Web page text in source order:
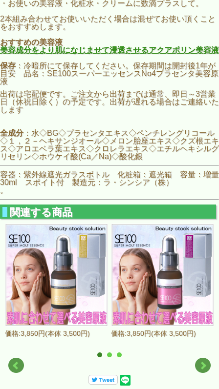
・お使いの美容液・化粧水・クリームに数滴プラスして。
2本組み合わせてお使いいただく場合は混ぜてお使い頂くこと
をおすすめします。
おすすめの美容液
美容成分をより肌になじませて浸透させるアクアポリン美容液
保存：冷暗所にて保存してください。保存期間は開封後1年が
目安 品名：SE100スーパーエッセンスNo4プラセンタ美容原
液
出荷は宅配便です。ご注文から出荷までは通常、即日～3営業
日（休祝日除く）の予定です。出荷が遅れる場合はご連絡いた
します
全成分：水◇BG◇プラセンタエキス◇ペンチレングリコール
◇１，２－ヘキサンジオール◇メロン胎座エキス◇クズ根エキ
ス◇アロエベラ葉エキス◇クロレラエキス◇エチルヘキシルグ
リセリン◇ホウケイ酸(Ca／Na)◇酸化銀
容器：紫外線遮光ガラスボトル 化粧箱：遮光箱 容量：増量
30ml スポイト付 製造元：ラ・シンシア（株）
。
関連する商品
価格:3,850円(本体 3,500円) 価格:3,850円(本体 3,500円)